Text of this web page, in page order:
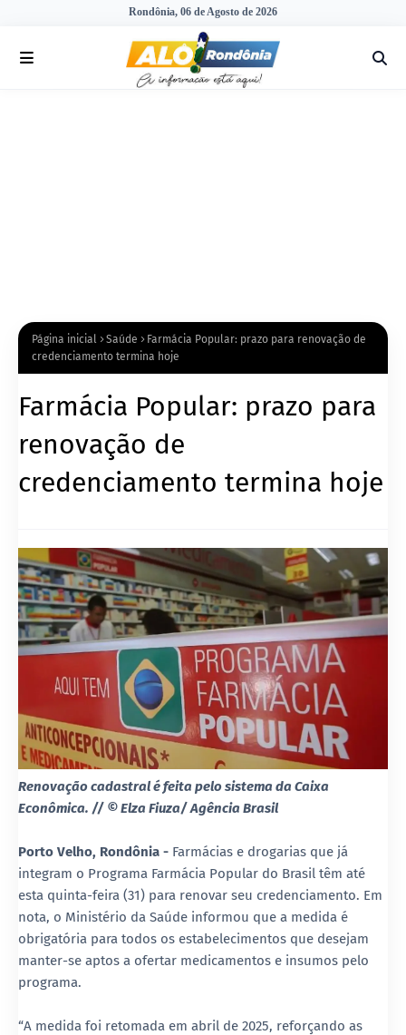
Rondônia, 06 de Agosto de 2026
Página inicial Saúde
Farmácia Popular: prazo para renovação de
credenciamento termina hoje
Farmácia Popular: prazo para
renovação de
credenciamento termina hoje
Renovação cadastral é feita pelo sistema da Caixa
Econômica. // © Elza Fiuza/ Agência Brasil
Porto Velho, Rondônia - Farmácias e drogarias que já
integram o Programa Farmácia Popular do Brasil têm até
esta quinta-feira (31) para renovar seu credenciamento. Em
nota, o Ministério da Saúde informou que a medida é
obrigatória para todos os estabelecimentos que desejam
manter-se aptos a ofertar medicamentos e insumos pelo
programa.
“A medida foi retomada em abril de 2025, reforçando as